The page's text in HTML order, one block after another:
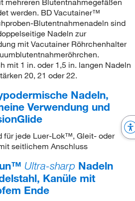
werden. BD Vacutainer™
Blutentnahmenadeln sind
Nadeln zur
mit Vacutainer Röhrchenhalter
mit 1 in. oder 1,5 in. langen Nadeln
20, 21 oder 22.
Nadeln,
Verwendung und
für jede Luer-Lok™, Gleit- oder
seitlichem Anschluss
Ultra-sharp Nadeln
Kanüle mit
Ende